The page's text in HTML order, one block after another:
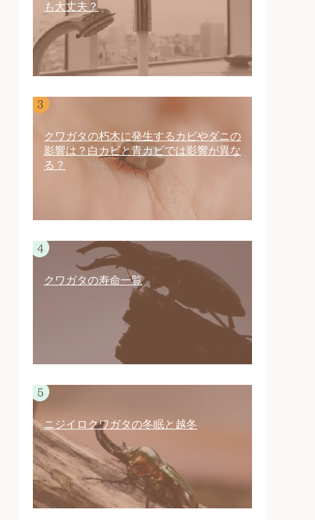
も大丈夫？
クワガタの朽木に発生するカビやダニの
影響は？白カビと青カビでは影響が異な
る？
クワガタの寿命一覧
ニジイロクワガタの冬眠と越冬